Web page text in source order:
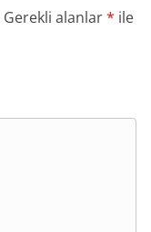
Gerekli alanlar* ile